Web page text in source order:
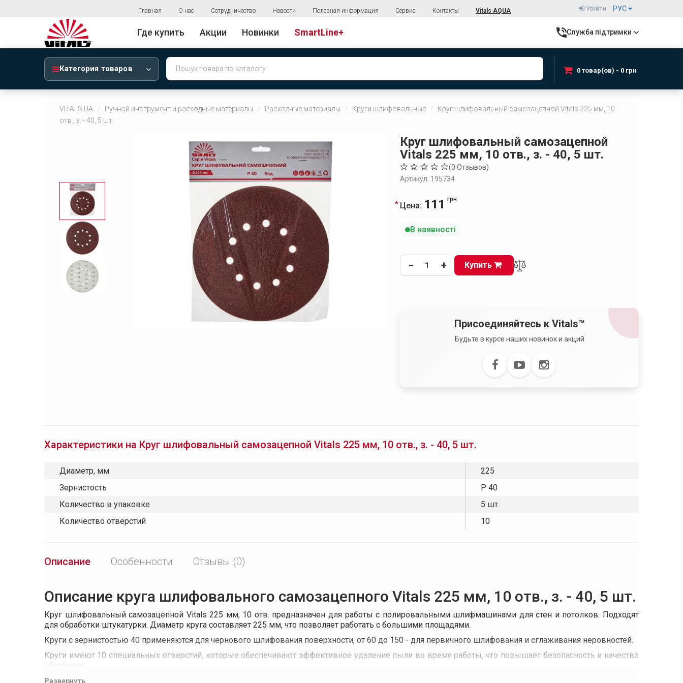
Главная О нас Сотрудничество Новости Полезная информация Сервис Контакты Vitals AQUA РУС
Увійти
Где купить Акции Новинки SmartLine+ Служба підтримки
Категория товаров 0 товар(ов) - 0 грн
VITALS.UA Ручной инструмент и расходные материалы Расходные материалы Круги шлифовальные
Круг шлифовальный самозацепной Vitals 225 мм, 10
отв., з. - 40, 5 шт.
Круг шлифовальный самозацепной
Vitals 225 мм, 10 отв., з. - 40, 5 шт.
(0 Отзывов)
Артикул: 195734
Цена: 111 грн
В наявності
− + Купить
Присоединяйтесь к Vitals™
Будьте в курсе наших новинок и акций
Характеристики на Круг шлифовальный самозацепной Vitals 225 мм, 10 отв., з. - 40, 5 шт.
Диаметр, мм
225
Зернистость
P 40
Количество в упаковке
5 шт.
Количество отверстий
10
Описание Особенности Отзывы (0)
Описание круга шлифовального самозацепного Vitals 225 мм, 10 отв., з. - 40, 5 шт.
Круг шлифовальный самозацепной Vitals 225 мм, 10 отв. предназначен для работы с полировальными шлифмашинами для стен и потолков. Подходят
для обработки штукатурки. Диаметр круга составляет 225 мм, что позволяет работать с большими площадями.
Круги с зернистостью 40 применяются для чернового шлифования поверхности, от 60 до 150 - для первичного шлифования и сглаживания неровностей.
Круги имеют 10 специальных отверстий, которые обеспечивают эффективное удаление пыли во время работы, что повышает безопасность и качество
обработки.
Материал абразивной части круга - оксид алюминия (корунд), который является одним из самых твёрдых и износостойких материалов, используемых в
Развернуть